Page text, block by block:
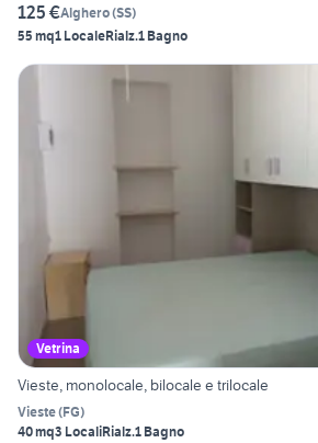
125 €Alghero(SS)
55 mq1 LocaleRialz.1 Bagno
Vetrina
Vieste, monolocale, bilocale e trilocale
Vieste(FG)
40 mq3 LocaliRialz.1 Bagno